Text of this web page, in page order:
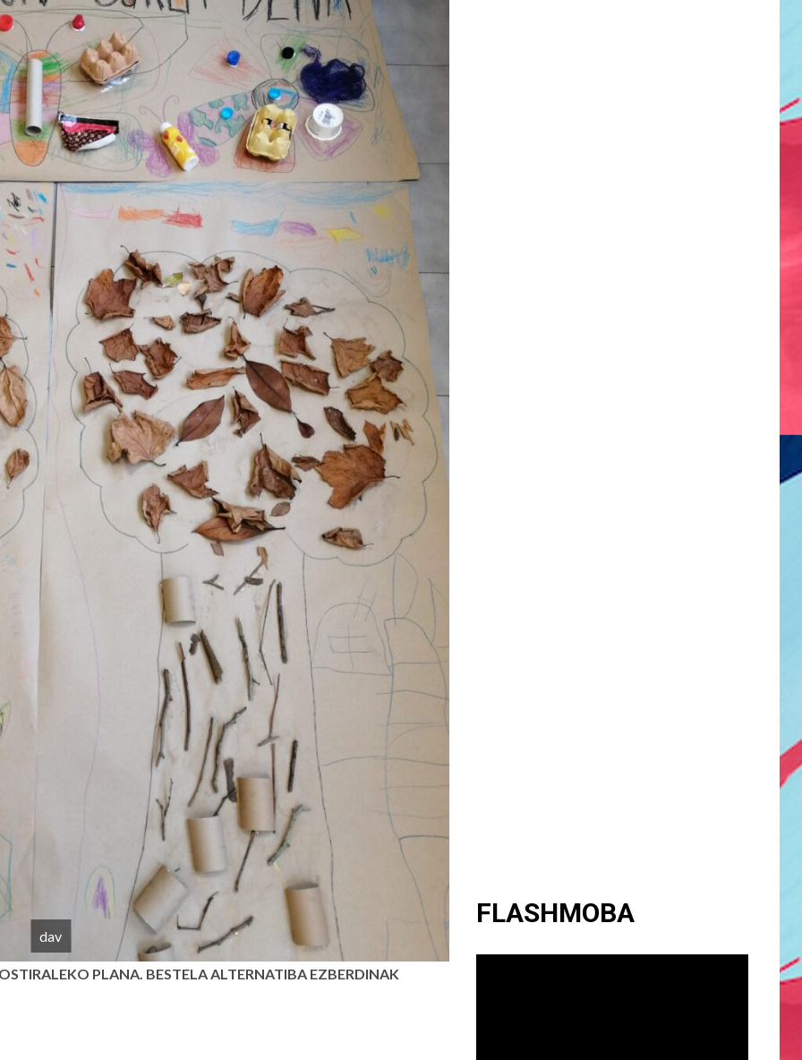
dav
PLANA. BESTELA ALTERNATIBA EZBERDINAK
FLASHMOBA